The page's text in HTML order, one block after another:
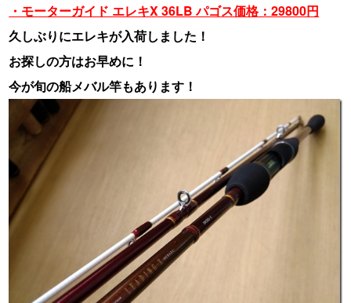
・モーターガイド エレキX 36LB パゴス価格：29800円
久しぶりにエレキが入荷しました！
お探しの方はお早めに！
今が旬の船メバル竿もあります！